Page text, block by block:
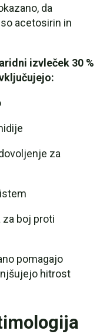
da
acetosirin in
izvleček 30 %
za
za boj proti
pomagajo
hitrost